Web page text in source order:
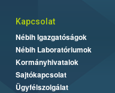
Kapcsolat
Nébih Igazgatóságok
Nébih Laboratóriumok
Kormányhivatalok
Sajtókapcsolat
Ügyfélszolgálat